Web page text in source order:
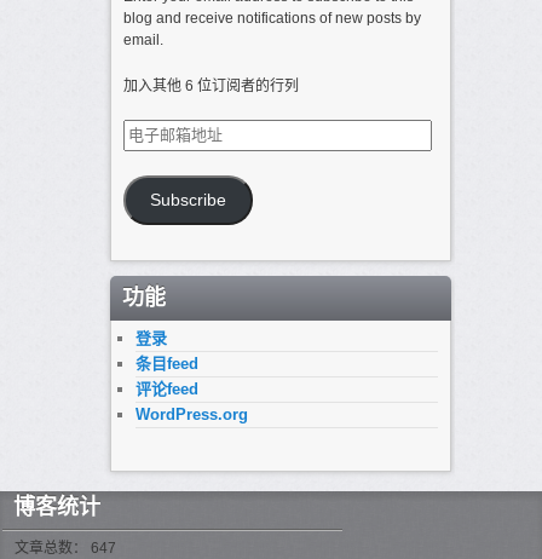
blog and receive notifications of new posts by
email.
加入其他 6 位订阅者的行列
电
子
箱
地
Subscribe
功能
登录
条目feed
评论feed
WordPress.org
博客统计
文章总数： 647